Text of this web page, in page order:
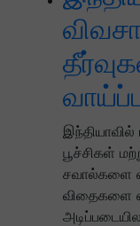
இந்தியாவில்
பூச்சிகள்
சவால்களை
விதைகளை